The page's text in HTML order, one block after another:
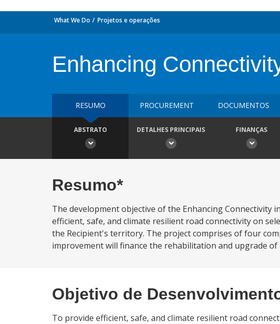
What We Do Projetos e operações
Enhancing
RESUMO PROCUREMENT DOCUMENTOS
ABSTRATO DETALHES PRINCIPAIS FINANÇAS
Resumo*
The development objective of the Enhancing Connectivity
efficient, safe, and climate resilient road connectivity on
the Recipient's territory. The project comprises of four
improvement will finance the rehabilitation and upgrade
Objetivo de
To provide efficient, safe, and climate resilient road